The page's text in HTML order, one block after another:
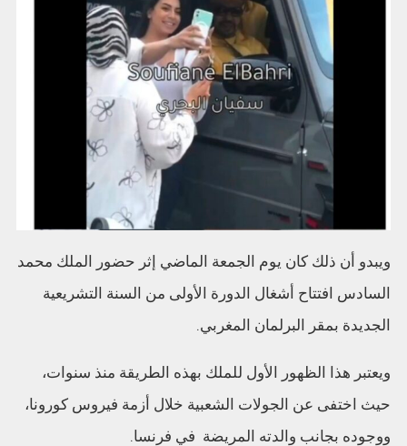
ويبدو أن ذلك كان يوم الجمعة الماضي إثر حضور الملك محمد
السادس افتتاح أشغال الدورة الأولى من السنة التشريعية
الجديدة بمقر البرلمان المغربي.
ويعتبر هذا الظهور الأول للملك بهذه الطريقة منذ سنوات،
حيث اختفى عن الجولات الشعبية خلال أزمة فيروس كورونا،
ووجوده بجانب والدته المريضة في فرنسا.